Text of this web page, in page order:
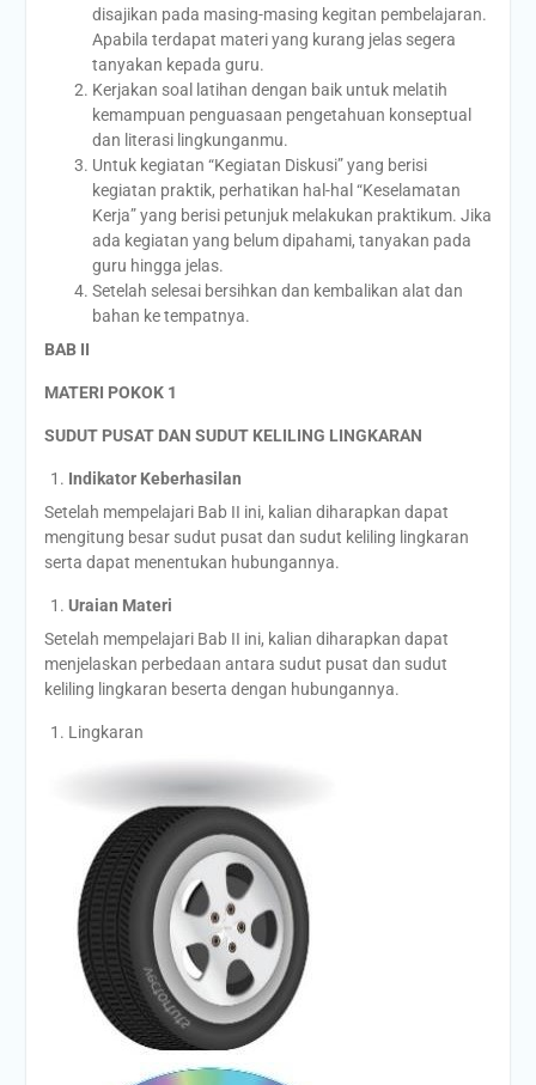
disajikan pada masing-masing kegitan pembelajaran.
Apabila terdapat materi yang kurang jelas segera
tanyakan kepada guru.
Kerjakan soal latihan dengan baik untuk melatih
kemampuan penguasaan pengetahuan konseptual
dan literasi lingkunganmu.
Untuk kegiatan “Kegiatan Diskusi” yang berisi
kegiatan praktik, perhatikan hal-hal “Keselamatan
Kerja” yang berisi petunjuk melakukan praktikum. Jika
ada kegiatan yang belum dipahami, tanyakan pada
guru hingga jelas.
Setelah selesai bersihkan dan kembalikan alat dan
bahan ke tempatnya.
BAB II
MATERI POKOK 1
SUDUT PUSAT DAN SUDUT KELILING LINGKARAN
Indikator Keberhasilan
Setelah mempelajari Bab II ini, kalian diharapkan dapat
mengitung besar sudut pusat dan sudut keliling lingkaran
serta dapat menentukan hubungannya.
Uraian Materi
Setelah mempelajari Bab II ini, kalian diharapkan dapat
menjelaskan perbedaan antara sudut pusat dan sudut
keliling lingkaran beserta dengan hubungannya.
Lingkaran